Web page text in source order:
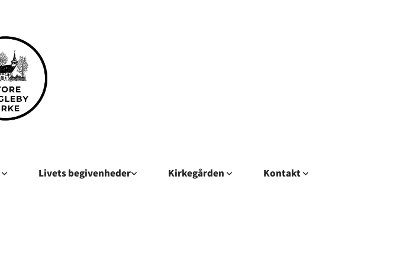
Livets begivenheder Kirkegården Kontakt